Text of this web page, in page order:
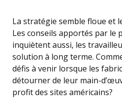
La stratégie semble floue et
Les conseils apportés par le
inquiètent aussi, les
solution à long terme.
défis à venir lorsque les
détourner de leur main-
profit des sites américains?